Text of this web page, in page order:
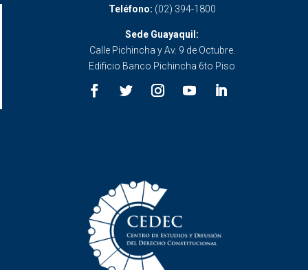
Teléfono: (02) 394-1800
Sede Guayaquil:
Calle Pichincha y Av. 9 de Octubre.
Edificio Banco Pichincha 6to Piso